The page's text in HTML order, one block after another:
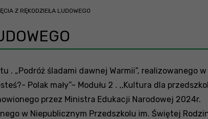
Z RĘKODZIEŁA LUDOWEGO
. „Podróż śladami dawnej Warmii”, realizowanego
Polak mały”– Modułu 2 . ,,Kultura dla
przez Ministra Edukacji Narodowej 2024r.
w Niepublicznym Przedszkolu im. Świętej